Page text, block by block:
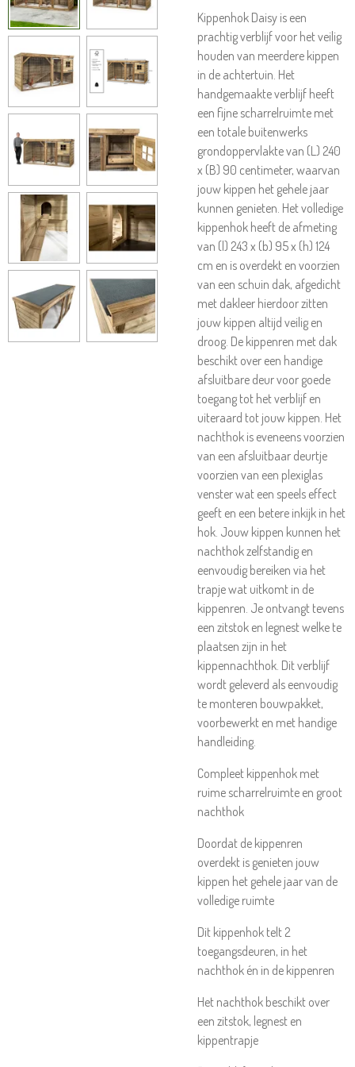
Kippenhok Daisy is een
prachtig verblijf voor het veilig
houden van meerdere kippen
in de achtertuin. Het
handgemaakte verblijf heeft
een fijne scharrelruimte met
een totale buitenwerks
grondoppervlakte van (L) 240
x (B) 90 centimeter, waarvan
jouw kippen het gehele jaar
kunnen genieten. Het volledige
kippenhok heeft de afmeting
van (l) 243 x (b) 95 x (h) 124
cm en is overdekt en voorzien
van een schuin dak, afgedicht
met dakleer hierdoor zitten
jouw kippen altijd veilig en
droog. De kippenren met dak
beschikt over een handige
afsluitbare deur voor goede
toegang tot het verblijf en
uiteraard tot jouw kippen. Het
nachthok is eveneens voorzien
van een afsluitbaar deurtje
voorzien van een plexiglas
venster wat een speels effect
geeft en een betere inkijk in het
hok. Jouw kippen kunnen het
nachthok zelfstandig en
eenvoudig bereiken via het
trapje wat uitkomt in de
kippenren. Je ontvangt tevens
een zitstok en legnest welke te
plaatsen zijn in het
kippennachthok. Dit verblijf
wordt geleverd als eenvoudig
te monteren bouwpakket,
voorbewerkt en met handige
handleiding.
Compleet kippenhok met
ruime scharrelruimte en groot
nachthok
Doordat de kippenren
overdekt is genieten jouw
kippen het gehele jaar van de
volledige ruimte
Dit kippenhok telt 2
toegangsdeuren, in het
nachthok én in de kippenren
Het nachthok beschikt over
een zitstok, legnest en
kippentrapje